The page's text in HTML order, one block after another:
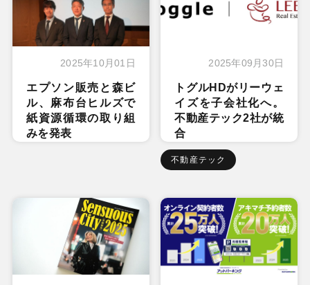
2025年10月01日
エプソン販売と森ビ
ル、麻布台ヒルズで
紙資源循環の取り組
みを発表
2025年09月30日
トグルHDがリーウェ
イズを子会社化へ。
不動産テック2社が統
合
不動産テック